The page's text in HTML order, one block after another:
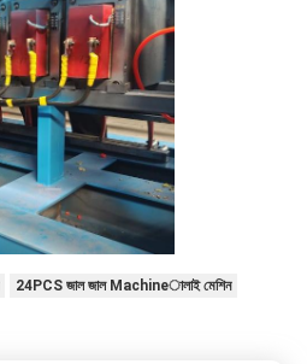
24PCS জাল জাল Machineালাই মেশিন